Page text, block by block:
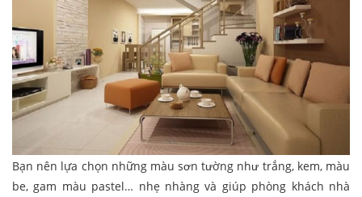
Bạn nên lựa chọn những màu sơn tường như trắng, kem, màu
be, gam màu pastel… nhẹ nhàng và giúp phòng khách nhà